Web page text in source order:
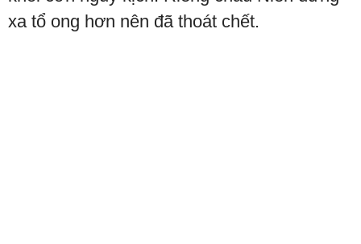
xa tổ ong hơn nên đã thoát chết.